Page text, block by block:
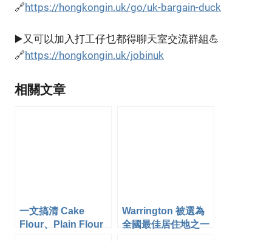
🔗https://hongkongin.uk/go/uk-bargain-duck
▶️又可以加入打工仔乜都得聊天室交流群組💪
🔗https://hongkongin.uk/jobinuk
相關文章
一文搞清 Cake
Flour、Plain Flour
Warrington 被選為
全國最佳居住地之一